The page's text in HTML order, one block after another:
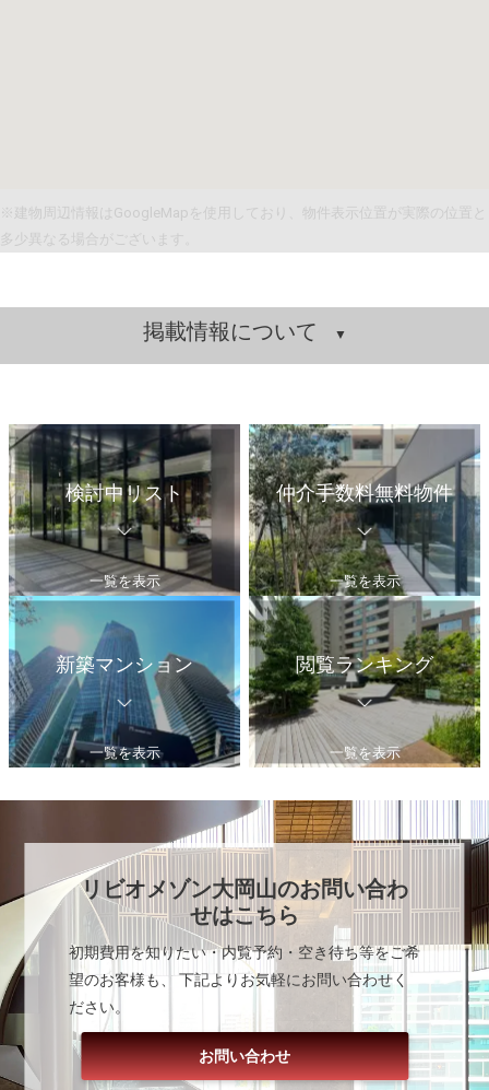
※建物周辺情報はGoogleMapを使用しており、物件表示位置が実際の位置と
多少異なる場合がございます。
掲載情報について
検討中リスト
一覧を表示
仲介手数料無料物件
一覧を表示
新築マンション
一覧を表示
閲覧ランキング
一覧を表示
リビオメゾン大岡山のお問い合わ
せはこちら
初期費用を知りたい・内覧予約・空き待ち等をご希
望のお客様も、 下記よりお気軽にお問い合わせく
ださい。
お問い合わせ